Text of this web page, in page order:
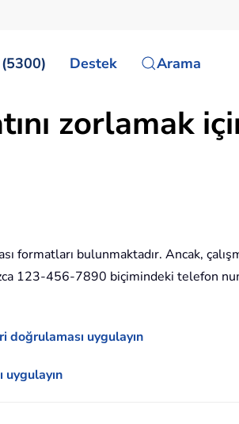
Destek Arama
zorlamak
bulunmaktadır. Ancak,
123-456-7890 biçimindeki telefon
doğrulaması uygulayın
uygulayın